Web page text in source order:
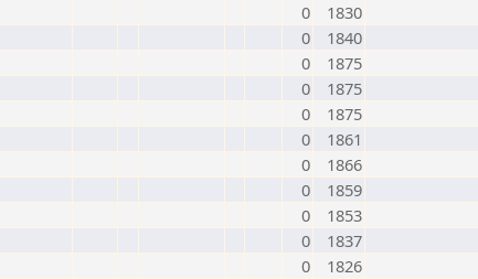
0
1830
0
1840
0
1875
0
1875
0
1875
0
1861
0
1866
0
1859
0
1853
0
1837
0
1826